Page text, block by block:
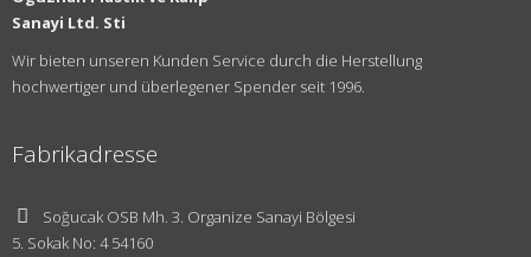
Sanayi Ltd. Sti
Wir bieten unseren Kunden Service durch die Herstellung
hochwertiger und überlegener Spender seit 1996.
Fabrikadresse
Soğucak OSB Mh. 3. Organize Sanayi Bölgesi
5. Sokak No: 4 54160